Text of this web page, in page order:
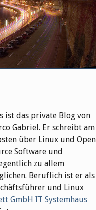
ist das private Blog von
Gabriel. Er schreibt am
über Linux und Open
Software und
zu allem
Beruflich ist er als
und Linux
GmbH IT Systemhaus